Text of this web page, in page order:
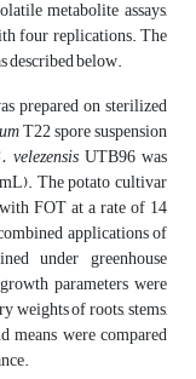
metabolite assays,
four replications. The
described below.
prepared on sterilized
T22 spore suspension
velezensisUTB96 was
The potato cultivar
FOTat a rate of 14
applications of
under greenhouse
parameters were
weights of roots, stems,
means were compared